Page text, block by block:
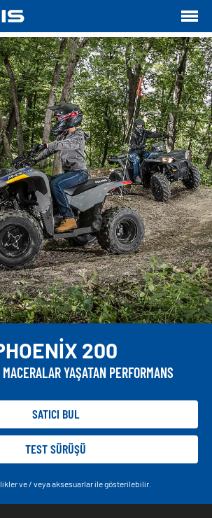
200
YAŞATAN PERFORMANS
SATICI BUL
TEST SÜRÜŞÜ
ve / veya aksesuarlar ile gösterilebilir.